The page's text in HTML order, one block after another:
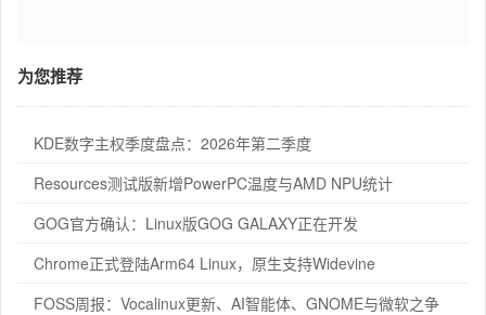
为您推荐
KDE数字主权季度盘点：2026年第二季度
Resources测试版新增PowerPC温度与AMD NPU统计
GOG官方确认：Linux版GOG GALAXY正在开发
Chrome正式登陆Arm64 Linux，原生支持Widevine
FOSS周报：Vocalinux更新、AI智能体、GNOME与微软之争